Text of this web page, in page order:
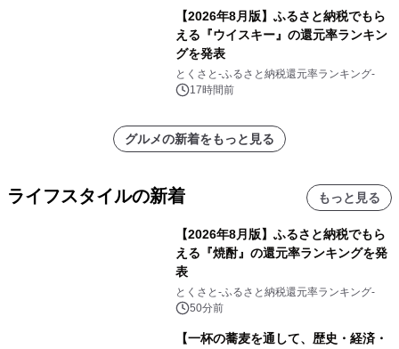
【2026年8月版】ふるさと納税でもら
える『ウイスキー』の還元率ランキン
グを発表
とくさと-ふるさと納税還元率ランキング-
17時間前
グルメの新着をもっと見る
ライフスタイルの新着 もっと見る
【2026年8月版】ふるさと納税でもら
える『焼酎』の還元率ランキングを発
表
とくさと-ふるさと納税還元率ランキング-
50分前
【一杯の蕎麦を通して、歴史・経済・